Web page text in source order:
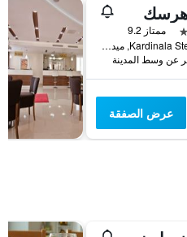
ممتاز 9.2
Kardinala Stepinca 29, ميديوغوريه, البوسنة والهرسك
عرض الصفقة